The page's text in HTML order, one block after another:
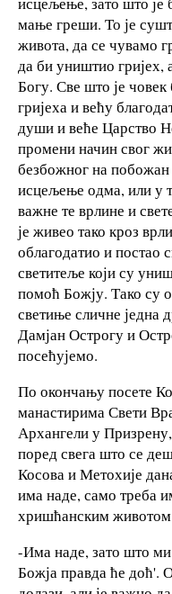
мање греши. То је
живота, да се чувамо
да би уништио гријех,
Богу. Све што је
гријеха и већу
души и веће Царство
промени начин свог
безбожног на
исцељење одма, или у
важне те врлине и
је живео тако кроз
облагодатио и постао
светитеље који су
помоћ Божју. Тако су
светиње сличне једна
Дамјан Острогу и
посећујемо.
По окончању посете
манастирима Свети
Архангели у
поред свега што се
Косова и Метохије
има наде, само треба
хришћанским
-Има наде, зато што
Божја правда ће доћ'.